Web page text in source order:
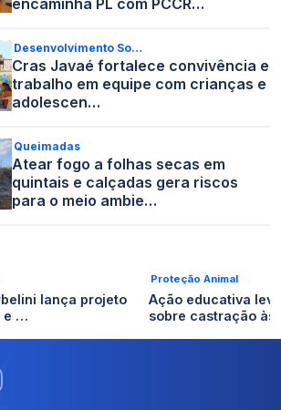
encaminha PL com PCCR…
Desenvolvimento So…
Cras Javaé fortalece convivência e
trabalho em equipe com crianças e
adolescen…
Queimadas
Atear fogo a folhas secas em
quintais e calçadas gera riscos
para o meio ambie…
lança projeto
e …
Proteção Animal
Ação educativa
sobre castração